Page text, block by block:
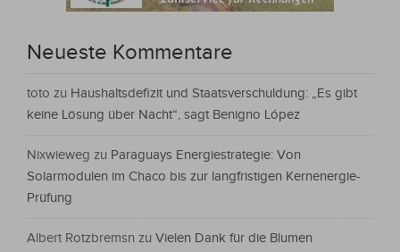
Neueste Kommentare
toto zu Haushaltsdefizit und Staatsverschuldung: „Es gibt
keine Lösung über Nacht“, sagt Benigno López
Nixwieweg zu Paraguays Energiestrategie: Von
Solarmodulen im Chaco bis zur langfristigen Kernenergie-
Prüfung
Albert Rotzbremsn zu Vielen Dank für die Blumen